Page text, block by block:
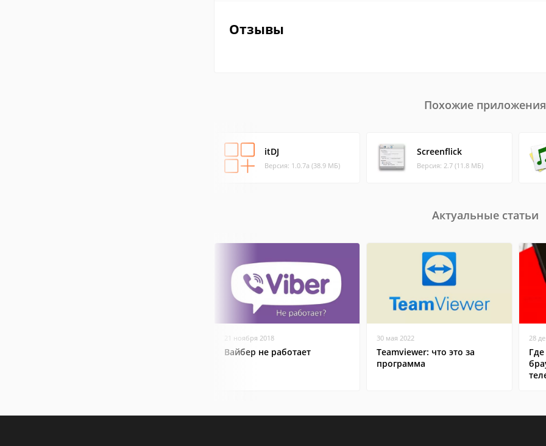
Отзывы
Похожие приложения
itDJ
Версия: 1.0.7a (38.9 МБ)
Screenflick
Версия: 2.7 (11.8 МБ)
Актуальные статьи
21 ноября 2018
Вайбер не работает
30 мая 2022
Teamviewer: что это за
программа
28